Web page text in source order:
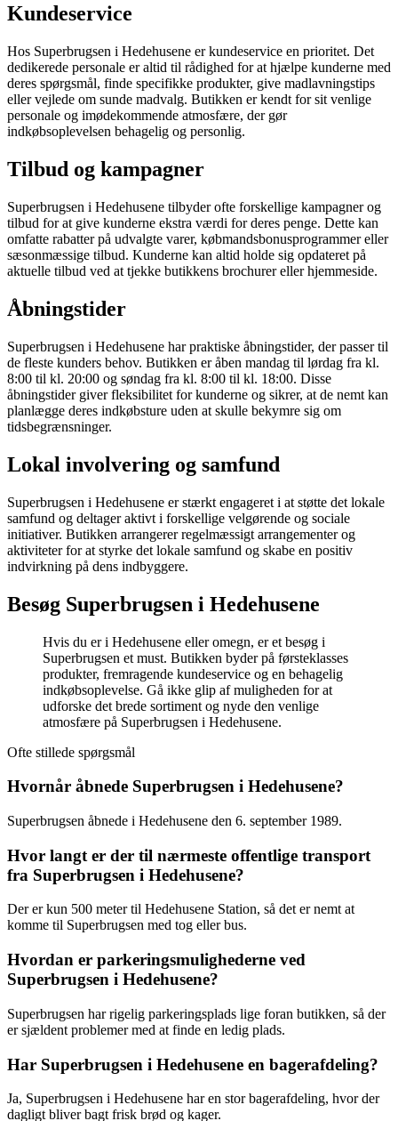
Kundeservice
Hos Superbrugsen i Hedehusene er kundeservice en prioritet. Det
dedikerede personale er altid til rådighed for at hjælpe kunderne med
deres spørgsmål, finde specifikke produkter, give madlavningstips
eller vejlede om sunde madvalg. Butikken er kendt for sit venlige
personale og imødekommende atmosfære, der gør
indkøbsoplevelsen behagelig og personlig.
Tilbud og kampagner
Superbrugsen i Hedehusene tilbyder ofte forskellige kampagner og
tilbud for at give kunderne ekstra værdi for deres penge. Dette kan
omfatte rabatter på udvalgte varer, købmandsbonusprogrammer eller
sæsonmæssige tilbud. Kunderne kan altid holde sig opdateret på
aktuelle tilbud ved at tjekke butikkens brochurer eller hjemmeside.
Åbningstider
Superbrugsen i Hedehusene har praktiske åbningstider, der passer til
de fleste kunders behov. Butikken er åben mandag til lørdag fra kl.
8:00 til kl. 20:00 og søndag fra kl. 8:00 til kl. 18:00. Disse
åbningstider giver fleksibilitet for kunderne og sikrer, at de nemt kan
planlægge deres indkøbsture uden at skulle bekymre sig om
tidsbegrænsninger.
Lokal involvering og samfund
Superbrugsen i Hedehusene er stærkt engageret i at støtte det lokale
samfund og deltager aktivt i forskellige velgørende og sociale
initiativer. Butikken arrangerer regelmæssigt arrangementer og
aktiviteter for at styrke det lokale samfund og skabe en positiv
indvirkning på dens indbyggere.
Besøg Superbrugsen i Hedehusene
Hvis du er i Hedehusene eller omegn, er et besøg i
Superbrugsen et must. Butikken byder på førsteklasses
produkter, fremragende kundeservice og en behagelig
indkøbsoplevelse. Gå ikke glip af muligheden for at
udforske det brede sortiment og nyde den venlige
atmosfære på Superbrugsen i Hedehusene.
Ofte stillede spørgsmål
Hvornår åbnede Superbrugsen i Hedehusene?
Superbrugsen åbnede i Hedehusene den 6. september 1989.
Hvor langt er der til nærmeste offentlige transport
fra Superbrugsen i Hedehusene?
Der er kun 500 meter til Hedehusene Station, så det er nemt at
komme til Superbrugsen med tog eller bus.
Hvordan er parkeringsmulighederne ved
Superbrugsen i Hedehusene?
Superbrugsen har rigelig parkeringsplads lige foran butikken, så der
er sjældent problemer med at finde en ledig plads.
Har Superbrugsen i Hedehusene en bagerafdeling?
Ja, Superbrugsen i Hedehusene har en stor bagerafdeling, hvor der
dagligt bliver bagt frisk brød og kager.